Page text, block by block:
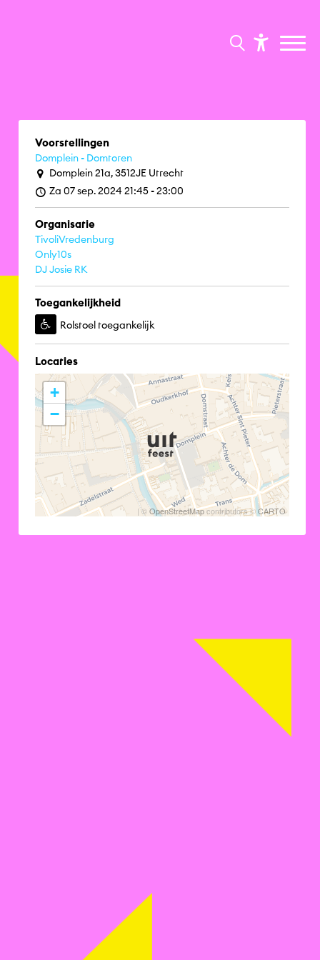
Voorstellingen
Domplein - Domtoren
Domplein 21a, 3512JE Utrecht
Za 07 sep. 2024 21:45 - 23:00
Organisatie
TivoliVredenburg
Only10s
DJ Josie RK
Toegankelijkheid
Rolstoel toegankelijk
Locaties
+
−
| ©OpenStreetMapcontributors ©CARTO